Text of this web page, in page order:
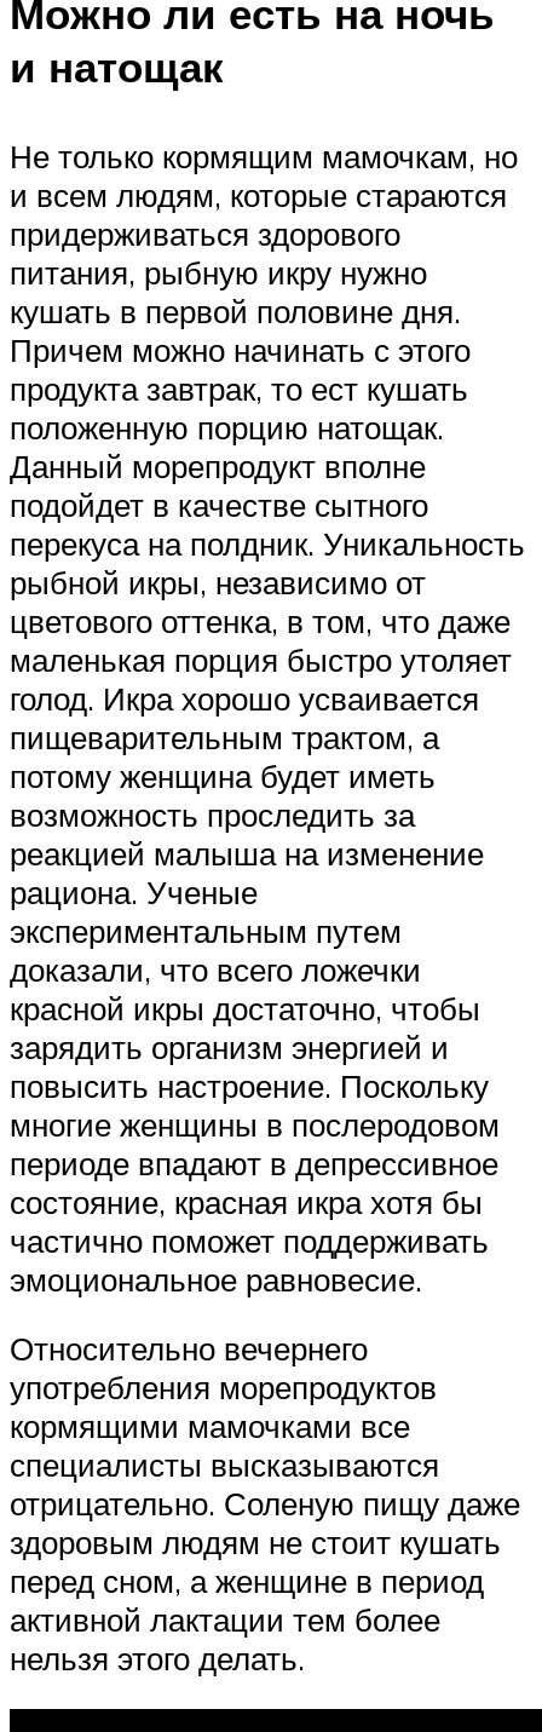
Можно ли есть на ночь
и натощак
Не только кормящим мамочкам, но
и всем людям, которые стараются
придерживаться здорового
питания, рыбную икру нужно
кушать в первой половине дня.
Причем можно начинать с этого
продукта завтрак, то ест кушать
положенную порцию натощак.
Данный морепродукт вполне
подойдет в качестве сытного
перекуса на полдник. Уникальность
рыбной икры, независимо от
цветового оттенка, в том, что даже
маленькая порция быстро утоляет
голод. Икра хорошо усваивается
пищеварительным трактом, а
потому женщина будет иметь
возможность проследить за
реакцией малыша на изменение
рациона. Ученые
экспериментальным путем
доказали, что всего ложечки
красной икры достаточно, чтобы
зарядить организм энергией и
повысить настроение. Поскольку
многие женщины в послеродовом
периоде впадают в депрессивное
состояние, красная икра хотя бы
частично поможет поддерживать
эмоциональное равновесие.
Относительно вечернего
употребления морепродуктов
кормящими мамочками все
специалисты высказываются
отрицательно. Соленую пищу даже
здоровым людям не стоит кушать
перед сном, а женщине в период
активной лактации тем более
нельзя этого делать.